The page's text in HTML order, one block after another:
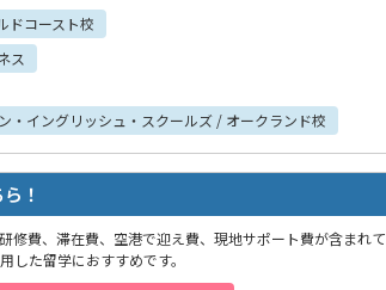
ドコースト校
ス
・イングリッシュ・スクールズ / オークランド校
！
修費、滞在費、空港で迎え費、現地サポート費が含まれて
した留学におすすめです。